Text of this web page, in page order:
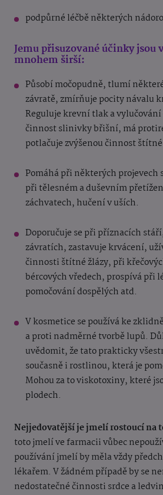
podpůrné léčbě některých
Jemu přisuzované účinky jsou
mnohem širší:
Působí močopudně, tlumí
závratě, zmírňuje pocity návalu
Reguluje krevní tlak a
činnost slinivky břišní, má
potlačuje zvýšenou činnost
Pomáhá při některých projevech
při tělesném a duševním
záchvatech, hučení v uších.
Doporučuje se při příznacích
závratích, zastavuje krvácení,
činnosti štítné žlázy, při
bércových vředech, prospívá při
pomočování dospělých atd.
V kosmetice se používá ke
a proti nadměrné tvorbě lupů.
uvědomit, že tato prakticky
současně i rostlinou, která je
Mohou za to viskotoxiny, které
plodech.
Nejjedovatější je jmelí rostoucí na
toto jmelí ve farmacii vůbec
používání jmelí by měla vždy
lékařem. V žádném případě by se
nedostatečné činnosti srdce a